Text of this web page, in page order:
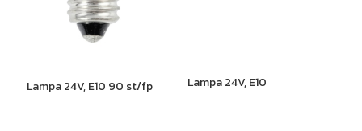
Lampa 24V, E10 90 st/fp Lampa 24V, E10